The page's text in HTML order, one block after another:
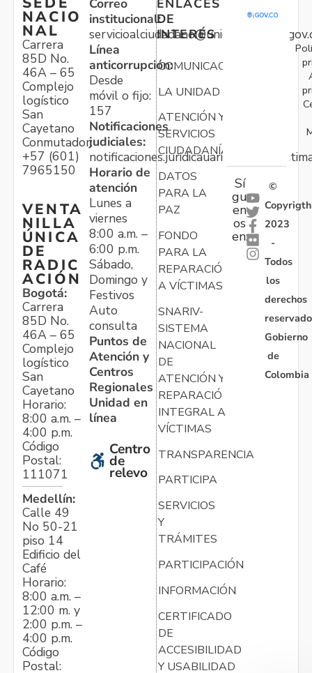
NACIO
NAL
Carrera
85D No.
46A – 65
Complejo
logístico
San
Cayetano
Conmutador:
+57 (601)
7965150
VENTA
NILLA
ÚNICA
DE
RADIC
ACIÓN
Bogotá:
Carrera
85D No.
46A – 65
Complejo
logístico
San
Cayetano
Horario:
8:00 a.m. –
4:00 p.m.
Código
Postal:
111071
Medellín:
Calle 49
No 50-21
piso 14
Edificio del
Café
Horario:
8:00 a.m. –
12:00 m. y
2:00 p.m. –
4:00 p.m.
Código
Postal:
Correo
institucional:
Línea
anticorrupción:
Desde
móvil o fijo:
157
Notificaciones
judiciales:
Horario de
atención
Lunes a
viernes
8:00 a.m. –
6:00 p.m.
Sábado,
Domingo y
Festivos
Auto
consulta
Puntos de
Atención y
Centros
Regionales
Unidad en
línea
Centro
de
relevo
ENLACES
DE
INTERÉS
COMUNICACIONES
LA UNIDAD
ATENCIÓN Y
SERVICIOS
CIUDADANÍA
DATOS
PARA LA
PAZ
FONDO
PARA LA
REPARACIÓN
A VÍCTIMAS
SNARIV-
SISTEMA
NACIONAL
DE
ATENCIÓN Y
REPARACIÓN
INTEGRAL A
VÍCTIMAS
TRANSPARENCIA
PARTICIPA
SERVICIOS
Y
TRÁMITES
PARTICIPACIÓN
INFORMACIÓN
CERTIFICADO
DE
ACCESIBILIDAD
Y USABILIDAD
Sí
gu
en
os
en:
©
Copyrigth
2023
-
Todos
los
derechos
Gobierno
de
Colombia